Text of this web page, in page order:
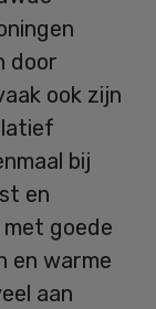
door
ook zijn
bij
en
goede
en warme
aan